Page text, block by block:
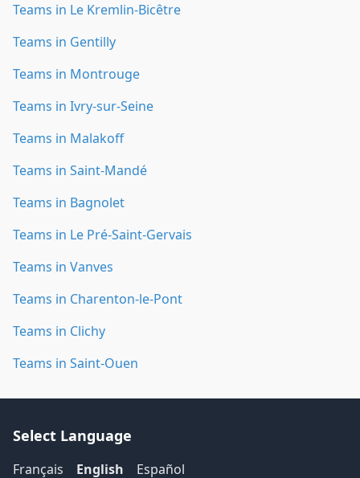
Teams in Le Kremlin-Bicêtre
Teams in Gentilly
Teams in Montrouge
Teams in Ivry-sur-Seine
Teams in Malakoff
Teams in Saint-Mandé
Teams in Bagnolet
Teams in Le Pré-Saint-Gervais
Teams in Vanves
Teams in Charenton-le-Pont
Teams in Clichy
Teams in Saint-Ouen
Select Language
Français English Español